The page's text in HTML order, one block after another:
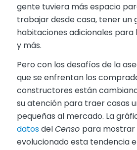
gente tuviera más espacio
trabajar desde casa, tener un
habitaciones adicionales para
y más.
Pero con los desafíos de la
que se enfrentan los
constructores están
su atención para traer casas
pequeñas al mercado. La
datosdelCenso para mostrar
evolucionado esta tendencia